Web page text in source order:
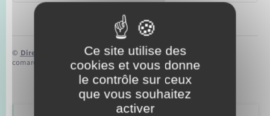
© Direction de l’information légale et administrative
comarquage developpé parbaseo.io
Ce site utilise des
cookies et vous donne
le contrôle sur ceux
que vous souhaitez
activer